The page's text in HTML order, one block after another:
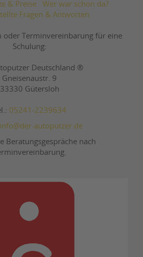
& Preise
Wer war schon da?
Fragen & Antworten
oder Terminvereinbarung für eine
Schulung:
Deutschland ®
Gneisenaustr. 9
33330 Gütersloh
05241-2239634
info@der-autoputzer.de
Beratungsgespräche nach